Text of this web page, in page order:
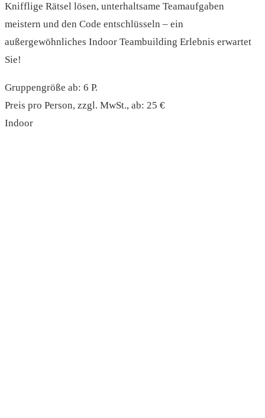
Knifflige Rätsel lösen, unterhaltsame Teamaufgaben
meistern und den Code entschlüsseln – ein
außergewöhnliches Indoor Teambuilding Erlebnis erwartet
Sie!
Gruppengröße ab: 6 P.
Preis pro Person, zzgl. MwSt., ab: 25 €
Indoor